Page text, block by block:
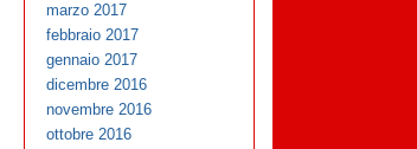
marzo 2017
febbraio 2017
gennaio 2017
dicembre 2016
novembre 2016
ottobre 2016